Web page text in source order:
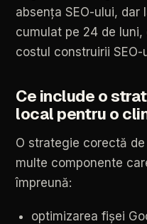
absența SEO-ului, dar
cumulat pe 24 de luni,
costul construirii SEO-
Ce include o
local pentru o
O strategie corectă de
multe componente
împreună:
optimizarea fișei